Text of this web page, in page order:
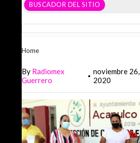
BUSCADOR DEL SITIO
Home
By Radiomex
Guerrero
• noviembre 26,
2020